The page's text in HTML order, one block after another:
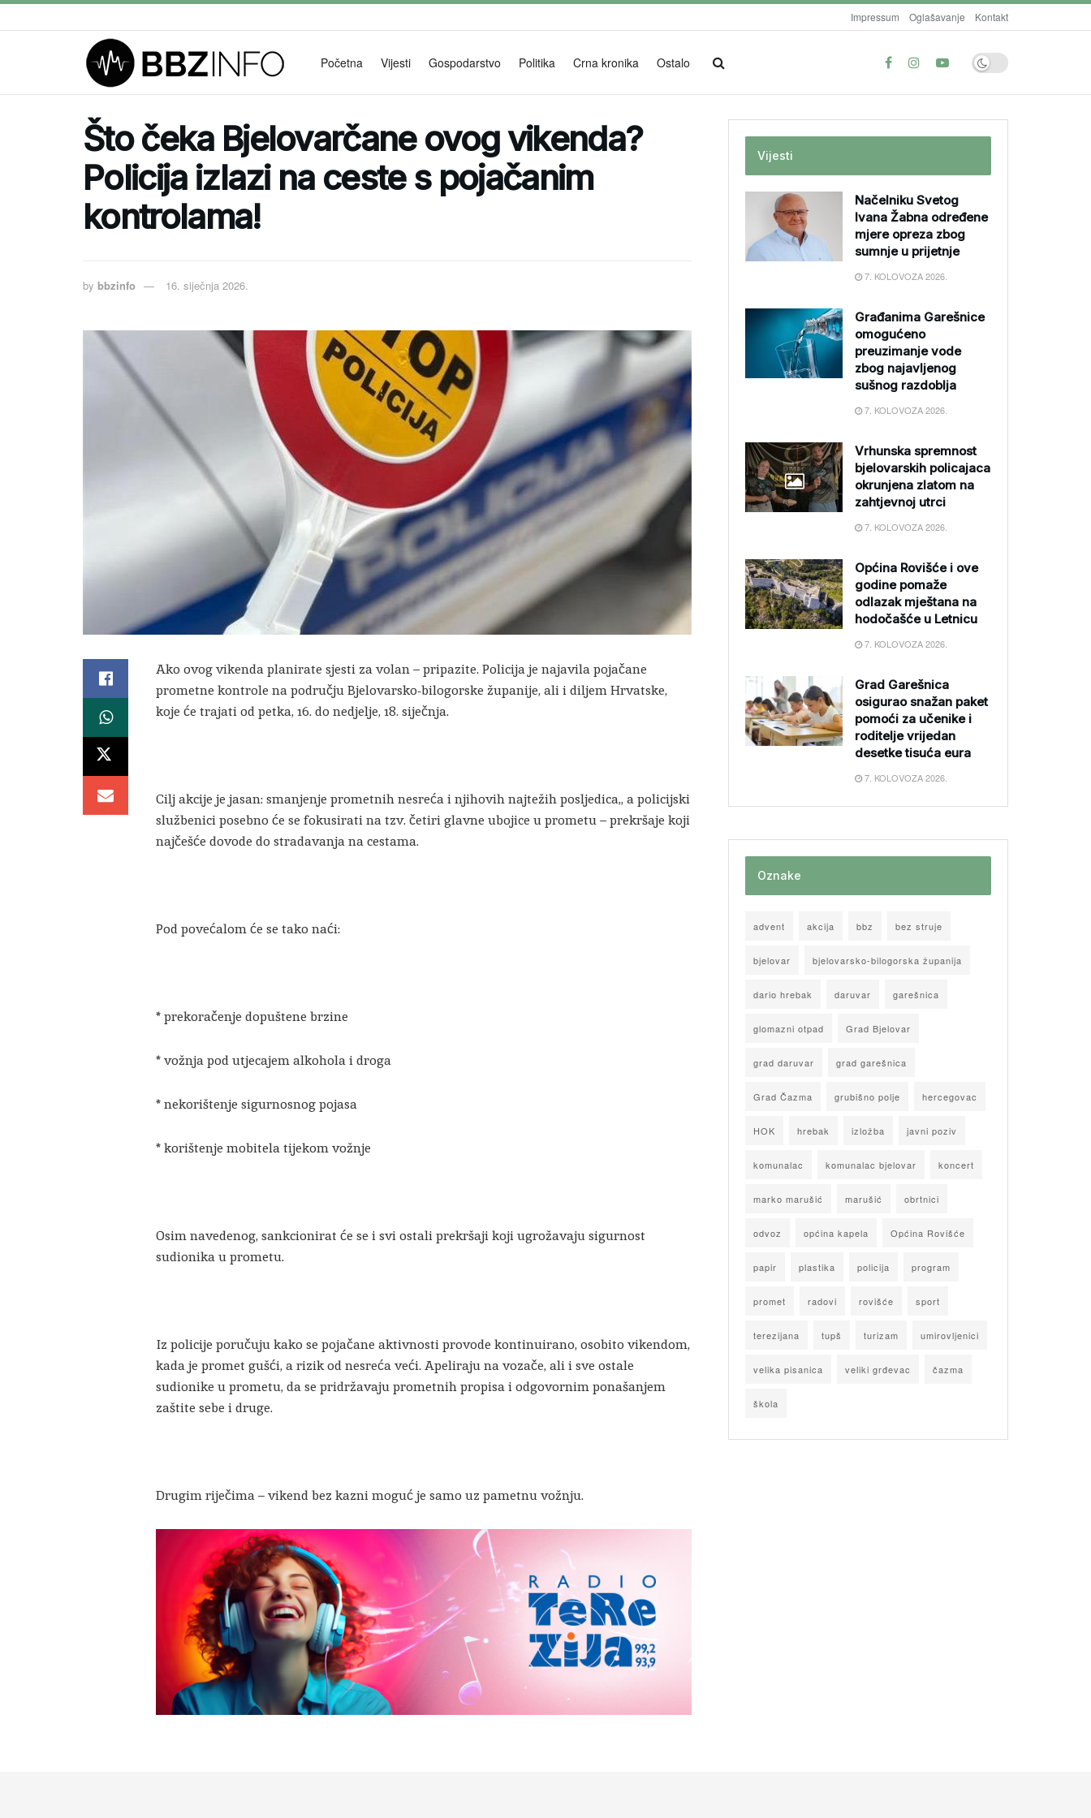
Impressum Oglašavanje Kontakt
Početna Vijesti Gospodarstvo Politika Crna kronika Ostalo
Što čeka Bjelovarčane ovog vikenda?
Policija izlazi na ceste s pojačanim
kontrolama!
by bbzinfo 16. siječnja 2026.
Ako ovog vikenda planirate sjesti za volan – pripazite. Policija je najavila pojačane
prometne kontrole na području Bjelovarsko-bilogorske županije, ali i diljem Hrvatske,
koje će trajati od petka, 16. do nedjelje, 18. siječnja.
Cilj akcije je jasan: smanjenje prometnih nesreća i njihovih najtežih posljedica,, a policijski
službenici posebno će se fokusirati na tzv. četiri glavne ubojice u prometu – prekršaje koji
najčešće dovode do stradavanja na cestama.
Pod povećalom će se tako naći:
* prekoračenje dopuštene brzine
* vožnja pod utjecajem alkohola i droga
* nekorištenje sigurnosnog pojasa
* korištenje mobitela tijekom vožnje
Osim navedenog, sankcionirat će se i svi ostali prekršaji koji ugrožavaju sigurnost
sudionika u prometu.
Iz policije poručuju kako se pojačane aktivnosti provode kontinuirano, osobito vikendom,
kada je promet gušći, a rizik od nesreća veći. Apeliraju na vozače, ali i sve ostale
sudionike u prometu, da se pridržavaju prometnih propisa i odgovornim ponašanjem
zaštite sebe i druge.
Drugim riječima – vikend bez kazni moguć je samo uz pametnu vožnju.
Vijesti
Načelniku Svetog
Ivana Žabna određene
mjere opreza zbog
sumnje u prijetnje
7. KOLOVOZA 2026.
Građanima Garešnice
omogućeno
preuzimanje vode
zbog najavljenog
sušnog razdoblja
7. KOLOVOZA 2026.
Vrhunska spremnost
bjelovarskih policajaca
okrunjena zlatom na
zahtjevnoj utrci
7. KOLOVOZA 2026.
Općina Rovišće i ove
godine pomaže
odlazak mještana na
hodočašće u Letnicu
7. KOLOVOZA 2026.
Grad Garešnica
osigurao snažan paket
pomoći za učenike i
roditelje vrijedan
desetke tisuća eura
7. KOLOVOZA 2026.
Oznake
advent akcija bbz bez struje
bjelovar bjelovarsko-bilogorska županija
dario hrebak daruvar garešnica
glomazni otpad Grad Bjelovar
grad daruvar grad garešnica
Grad Čazma grubišno polje hercegovac
HOK hrebak izložba javni poziv
komunalac komunalac bjelovar koncert
marko marušić marušić obrtnici
odvoz općina kapela Općina Rovišće
papir plastika policija program
promet radovi rovišće sport
terezijana tupš turizam umirovljenici
velika pisanica veliki grđevac čazma
škola